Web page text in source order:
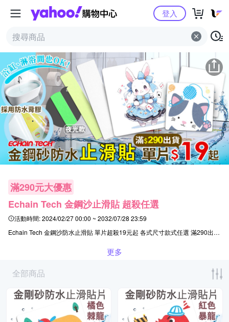
Yahoo購物中心
登入
滿290元大優惠
Echain Tech 金鋼沙止滑貼 超殺任選
活動時間:2024/02/27 00:00 ~ 2032/07/28 23:59
Echain Tech 金鋼沙防水止滑貼 單片超殺19元起 各式尺寸款式任選 滿290出貨
更多
全部商品